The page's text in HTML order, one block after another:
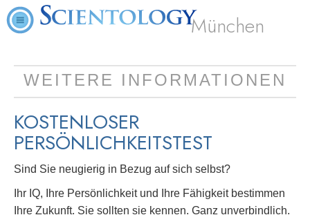
München
WEITERE INFORMATIONEN
KOSTENLOSER
PERSÖNLICHKEITSTEST
Sind Sie neugierig in Bezug auf sich selbst?
Ihr IQ, Ihre Persönlichkeit und Ihre Fähigkeit bestimmen
Ihre Zukunft. Sie sollten sie kennen. Ganz unverbindlich.